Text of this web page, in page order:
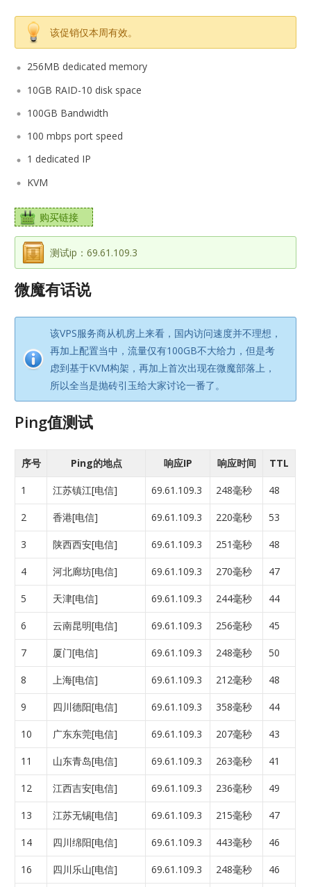
该促销仅本周有效。
256MB dedicated memory
10GB RAID-10 disk space
100GB Bandwidth
100 mbps port speed
1 dedicated IP
KVM
购买链接
测试ip：69.61.109.3
微魔有话说
该VPS服务商从机房上来看，国内访问速度并不理想，
再加上配置当中，流量仅有100GB不大给力，但是考
虑到基于KVM构架，再加上首次出现在微魔部落上，
所以全当是抛砖引玉给大家讨论一番了。
Ping值测试
序号 Ping的地点 响应IP 响应时间 TTL
1 江苏镇江[电信] 69.61.109.3 248毫秒 48
2 香港[电信] 69.61.109.3 220毫秒 53
3 陕西西安[电信] 69.61.109.3 251毫秒 48
4 河北廊坊[电信] 69.61.109.3 270毫秒 47
5 天津[电信] 69.61.109.3 244毫秒 44
6 云南昆明[电信] 69.61.109.3 256毫秒 45
7 厦门[电信] 69.61.109.3 248毫秒 50
8 上海[电信] 69.61.109.3 212毫秒 48
9 四川德阳[电信] 69.61.109.3 358毫秒 44
10 广东东莞[电信] 69.61.109.3 207毫秒 43
11 山东青岛[电信] 69.61.109.3 263毫秒 41
12 江西吉安[电信] 69.61.109.3 236毫秒 49
13 江苏无锡[电信] 69.61.109.3 215毫秒 47
14 四川绵阳[电信] 69.61.109.3 443毫秒 46
16 四川乐山[电信] 69.61.109.3 248毫秒 46